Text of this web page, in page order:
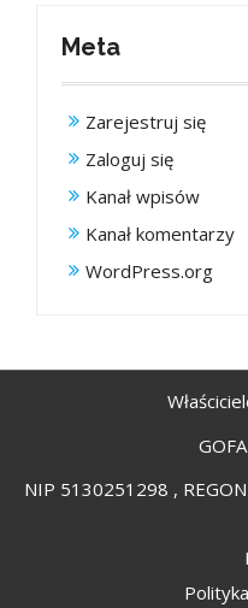
Meta
Zarejestruj się
Zaloguj się
Kanał wpisów
Kanał komentarzy
WordPress.org
NIP 5130251298 ,